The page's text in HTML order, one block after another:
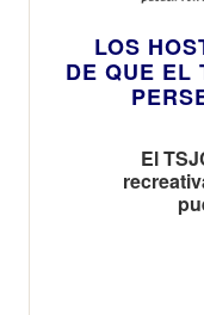
LOS
DE QUE EL
El